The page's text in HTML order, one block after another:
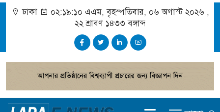
ঢাকা ০২:১৯:১০ এএম, বৃহস্পতিবার, ০৬ অগাস্ট ২০২৬ ,
২২ শ্রাবণ ১৪৩৩ বঙ্গাব্দ